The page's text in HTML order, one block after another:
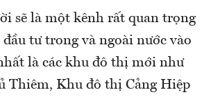
sẽ là một kênh rất quan trọng
tư trong và ngoài nước vào
là các khu đô thị mới như
Thiêm, Khu đô thị Cảng Hiệp